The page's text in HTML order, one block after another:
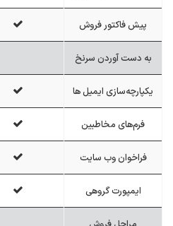
پیش فاکتور فروش
به دست آوردن سرنخ
یکپارچه‌سازی ایمیل ها
فرم‌های مخاطبین
فراخوان وب سایت
ایمپورت گروهی